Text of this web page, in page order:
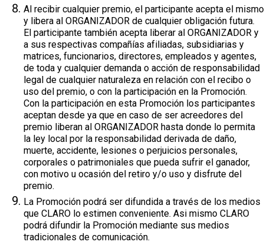
Al recibir cualquier premio, el participante acepta el mismo
y libera al ORGANIZADOR de cualquier obligación futura.
El participante también acepta liberar al ORGANIZADOR y
a sus respectivas compañías afiliadas, subsidiarias y
matrices, funcionarios, directores, empleados y agentes,
de toda y cualquier demanda o acción de responsabilidad
legal de cualquier naturaleza en relación con el recibo o
uso del premio, o con la participación en la Promoción.
Con la participación en esta Promoción los participantes
aceptan desde ya que en caso de ser acreedores del
premio liberan al ORGANIZADOR hasta donde lo permita
la ley local por la responsabilidad derivada de daño,
muerte, accidente, lesiones o perjuicios personales,
corporales o patrimoniales que pueda sufrir el ganador,
con motivo u ocasión del retiro y/o uso y disfrute del
premio.
La Promoción podrá ser difundida a través de los medios
que CLARO lo estimen conveniente. Asi mismo CLARO
podrá difundir la Promoción mediante sus medios
tradicionales de comunicación.